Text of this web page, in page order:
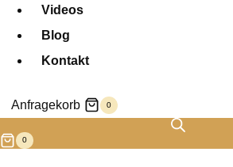
Videos
Blog
Kontakt
Anfragekorb 0
0